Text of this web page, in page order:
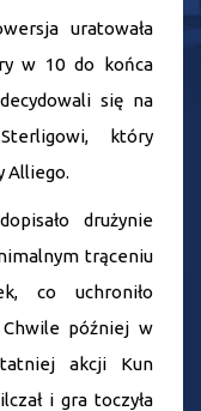
uratowała
w 10 do końca
się na
który
Alliego.
drużynie
trąceniu
co uchroniło
później w
akcji Kun
i gra toczyła